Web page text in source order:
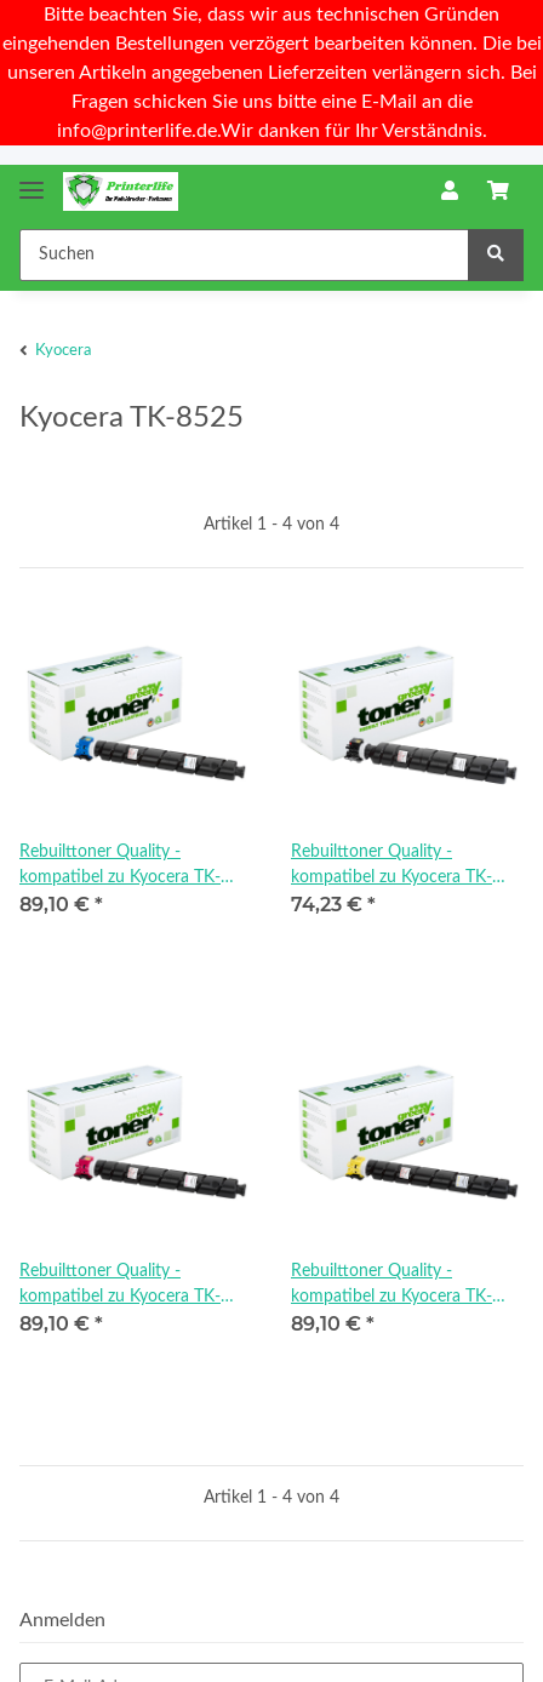
Bitte beachten Sie, dass wir aus technischen Gründen
eingehenden Bestellungen verzögert bearbeiten können. Die bei
unseren Artikeln angegebenen Lieferzeiten verlängern sich. Bei
Fragen schicken Sie uns bitte eine E-Mail an die
info@printerlife.de.Wir danken für Ihr Verständnis.
Kyocera
Kyocera TK-8525
Artikel 1 - 4 von 4
Rebuilttoner Quality -
kompatibel zu Kyocera TK-
8525C
89,10 € *
Rebuilttoner Quality -
kompatibel zu Kyocera TK-
8525K
74,23 € *
Rebuilttoner Quality -
kompatibel zu Kyocera TK-
8525M
89,10 € *
Rebuilttoner Quality -
kompatibel zu Kyocera TK-
8525Y
89,10 € *
Artikel 1 - 4 von 4
Anmelden